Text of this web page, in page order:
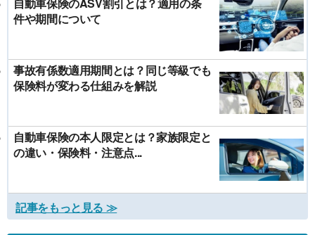
件や期間について
事故有係数適用期間とは？同じ等級でも
保険料が変わる仕組みを解説
自動車保険の本人限定とは？家族限定と
の違い・保険料・注意点...
記事をもっと見る ≫